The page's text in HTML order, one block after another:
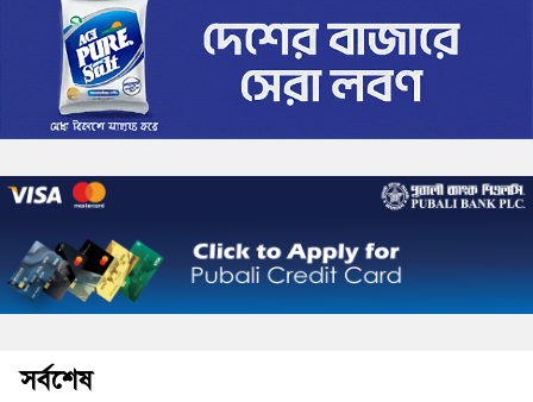
সর্বশেষ